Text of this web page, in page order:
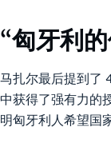
“匈牙利
马扎尔最后提到了
中获得了强有力的
明匈牙利人希望国